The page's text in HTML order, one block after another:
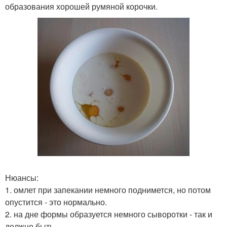
образования хорошей румяной корочки.
Нюансы:
1. омлет при запекании немного поднимется, но потом
опустится - это нормально.
2. на дне формы образуется немного сыворотки - так и